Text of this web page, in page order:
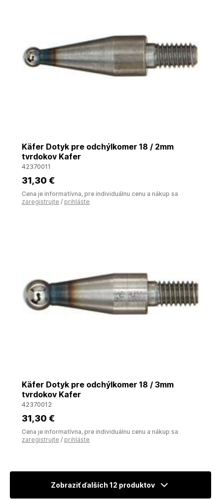
Käfer Dotyk pre odchýlkomer 18 / 2mm
tvrdokov Kafer
42370011
31,30 €
Cena je informatívna, pre individuálnu cenu a nákup sa
zaregistrujte / prihláste
Käfer Dotyk pre odchýlkomer 18 / 3mm
tvrdokov Kafer
42370012
31,30 €
Cena je informatívna, pre individuálnu cenu a nákup sa
zaregistrujte / prihláste
Zobraziť ďalších 12 produktov